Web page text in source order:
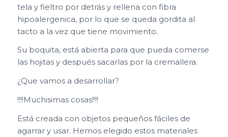
tela y fieltro por detrás y rellena con fibra
hipoalergenica, por lo que se queda gordita al
tacto a la vez que tiene movimiento.
Su boquita, está abierta para que pueda comerse
las hojitas y después sacarlas por la cremallera.
¿Que vamos a desarrollar?
!!!!Muchisimas cosas!!!!
Está creada con objetos pequeños fáciles de
agarrar y usar. Hemos elegido estos materiales